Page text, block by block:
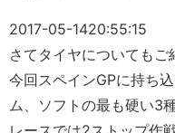
2017-05-1420:55:15
さてタイヤについてもご
今回スペインGPに持ち
ム、ソフトの最も硬い3